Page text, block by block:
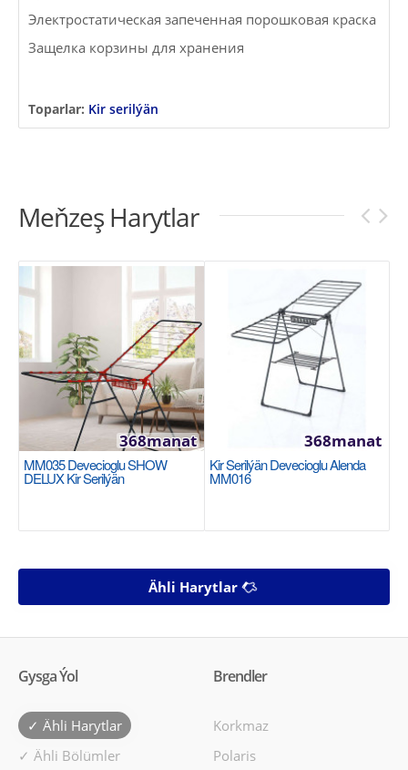
Электростатическая запеченная порошковая краска
Защелка корзины для хранения
Toparlar: Kir serilýän
Meňzeş Harytlar
MM035 Devecioglu SHOW
DELUX Kir Serilýän
368manat
Kir Serilýän Devecioglu Alenda
MM016
368manat
Ähli Harytlar
Gysga Ýol
✓ Ähli Harytlar
✓ Ähli Bölümler
Brendler
Korkmaz
Polaris